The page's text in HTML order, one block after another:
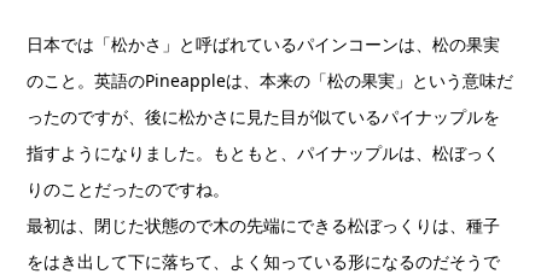
日本では「松かさ」と呼ばれているパインコーンは、松の果実
のこと。英語のPineappleは、本来の「松の果実」という意味だ
ったのですが、後に松かさに見た目が似ているパイナップルを
指すようになりました。もともと、パイナップルは、松ぼっく
りのことだったのですね。
最初は、閉じた状態ので木の先端にできる松ぼっくりは、種子
をはき出して下に落ちて、よく知っている形になるのだそうで